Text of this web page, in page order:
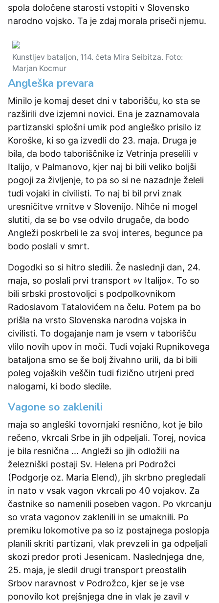
spola določene starosti vstopiti v Slovensko
narodno vojsko. Ta je zdaj morala priseči njemu.
Kunstljev bataljon, 114. četa Mira Seibitza. Foto:
Marjan Kocmur
Angleška prevara
Minilo je komaj deset dni v taborišču, ko sta se
razširili dve izjemni novici. Ena je zaznamovala
partizanski splošni umik pod angleško prisilo iz
Koroške, ki so ga izvedli do 23. maja. Druga je
bila, da bodo taboriščnike iz Vetrinja preselili v
Italijo, v Palmanovo, kjer naj bi bili veliko boljši
pogoji za življenje, to pa so si ne nazadnje želeli
tudi vojaki in civilisti. To naj bi bil prvi znak
uresničitve vrnitve v Slovenijo. Nihče ni mogel
slutiti, da se bo vse odvilo drugače, da bodo
Angleži poskrbeli le za svoj interes, begunce pa
bodo poslali v smrt.
Dogodki so si hitro sledili. Že naslednji dan, 24.
maja, so poslali prvi transport »v Italijo«. To so
bili srbski prostovoljci s podpolkovnikom
Radoslavom Tatalovićem na čelu. Potem pa bo
prišla na vrsto Slovenska narodna vojska in
civilisti. To dogajanje nam je vsem v taborišču
vlilo novih upov in moči. Tudi vojaki Rupnikovega
bataljona smo se še bolj živahno urili, da bi bili
poleg vojaških veščin tudi fizično utrjeni pred
nalogami, ki bodo sledile.
Vagone so zaklenili
maja so angleški tovornjaki resnično, kot je bilo
rečeno, vkrcali Srbe in jih odpeljali. Torej, novica
je bila resnična ... Angleži so jih odložili na
železniški postaji Sv. Helena pri Podrožci
(Podgorje oz. Maria Elend), jih skrbno pregledali
in nato v vsak vagon vkrcali po 40 vojakov. Za
častnike so namenili poseben vagon. Po vkrcanju
so vrata vagonov zaklenili in se umaknili. Po
premiku lokomotive pa so iz postajnega poslopja
planili skriti partizani, vlak prevzeli in ga odpeljali
skozi predor proti Jesenicam. Naslednjega dne,
25. maja, je sledil drugi transport preostalih
Srbov naravnost v Podrožco, kjer se je vse
ponovilo kot prejšnjega dne in vlak je zavil v